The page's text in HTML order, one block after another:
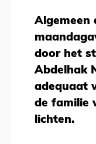
Algemeen
door het
Abdelhak
adequaat
de familie
lichten.